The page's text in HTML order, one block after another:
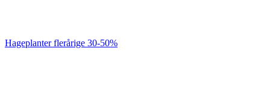
Hageplanter flerårige 30-50%